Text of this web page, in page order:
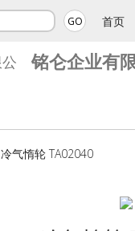
GO 首页
铭仑企业有
冷气惰轮 TA02040